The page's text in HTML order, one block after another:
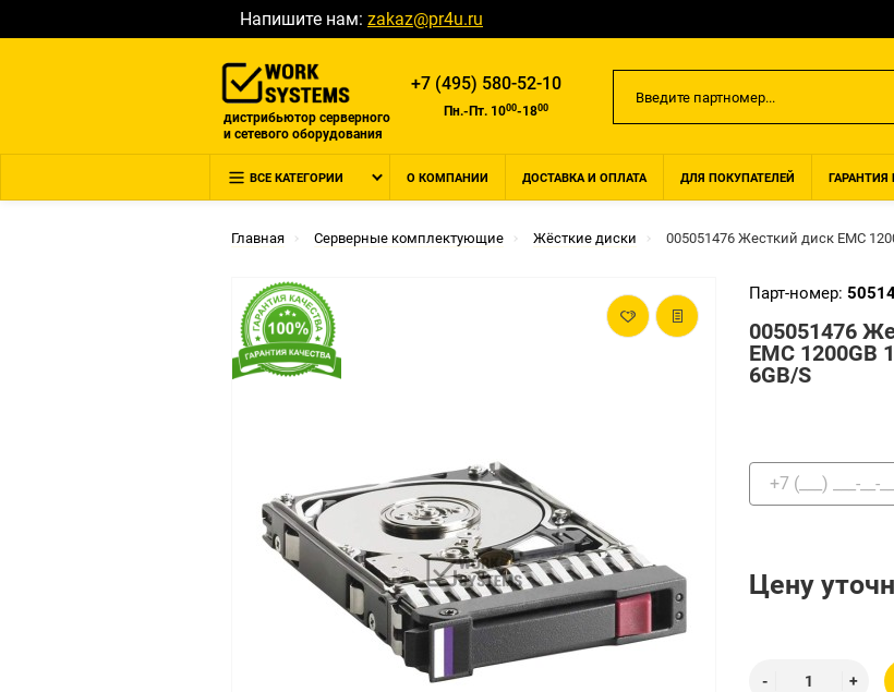
Напишите нам: zakaz@pr4u.ru
дистрибьютор серверного
и сетевого оборудования
+7 (495) 580-52-10
Пн.-Пт. 1000-1800
ВСЕ КАТЕГОРИИ О КОМПАНИИ ДОСТАВКА И ОПЛАТА ДЛЯ ПОКУПАТЕЛЕЙ ГАРАНТИЯ
Главная Серверные комплектующие Жёсткие диски 005051476 Жесткий диск EMC
Парт-номер:
005051476
EMC 1200GB
6GB/S
Цену